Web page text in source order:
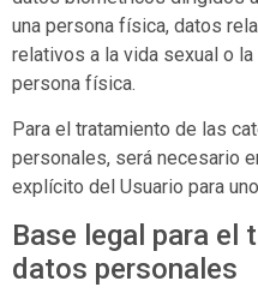
una persona física, datos
relativos a la vida sexual o
persona física.
Para el tratamiento de las
personales, será necesario
explícito del Usuario para
Base legal para el
datos personales